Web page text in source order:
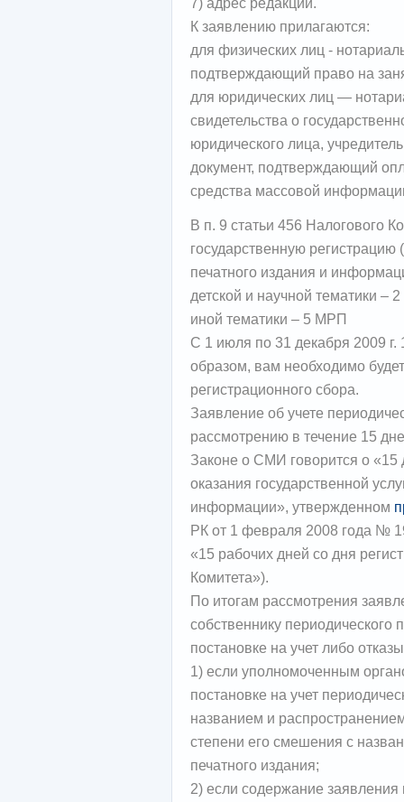
К заявлению прилагаются:
для физических лиц -
подтверждающий право на
для юридических лиц —
свидетельства о
юридического лица,
документ, подтверждающий
средства массовой
В п. 9 статьи 456 Налогового
государственную регистрацию
печатного издания и
детской и научной тематики –
иной тематики – 5 МРП
С 1 июля по 31 декабря 2009
образом, вам необходимо
регистрационного сбора.
Заявление об учете
рассмотрению в течение 15
Законе о СМИ говорится о «15
оказания государственной
информации», утвержденном
РК от 1 февраля 2008 года №
«15 рабочих дней со дня
Комитета»).
По итогам рассмотрения
собственнику периодического
постановке на учет либо
1) если уполномоченным
постановке на учет
названием и
степени его смешения с
печатного издания;
2) если содержание заявления